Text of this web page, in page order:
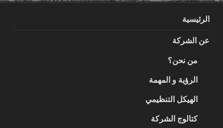
الرئيسية
عن الشركة
من نحن؟
الرؤية و المهمة
الهيكل التنظيمي
كتالوج الشركة